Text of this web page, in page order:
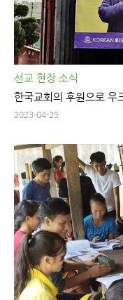
선교 현장 소식
한국교회의 후원으로 우
2023-04-25